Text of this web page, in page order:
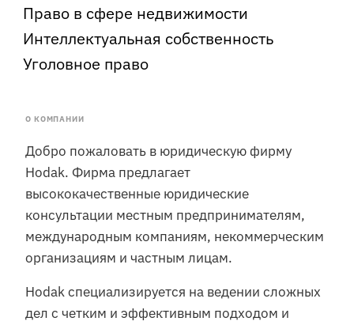
Право в сфере недвижимости
Интеллектуальная собственность
Уголовное право
О КОМПАНИИ
Добро пожаловать в юридическую фирму
Hodak. Фирма предлагает
высококачественные юридические
консультации местным предпринимателям,
международным компаниям, некоммерческим
организациям и частным лицам.
Hodak специализируется на ведении сложных
дел с четким и эффективным подходом и